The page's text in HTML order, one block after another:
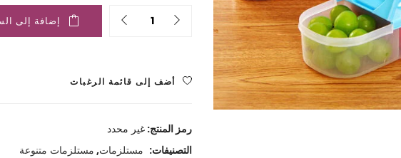
Quantity
إضافة إلى
أضف إلى قائمة الرغبات
رمز المنتج: غير محدد
التصنيفات: مستلزمات, مستلزمات متنوعة